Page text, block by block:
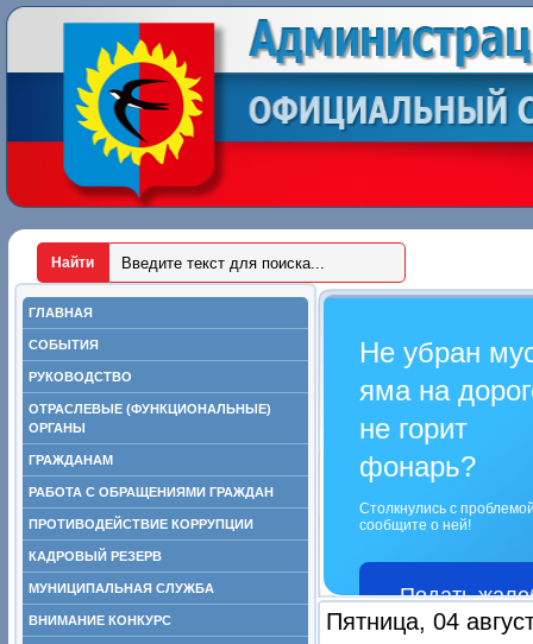
ГЛАВНАЯ
СОБЫТИЯ
РУКОВОДСТВО
ОТРАСЛЕВЫЕ (ФУНКЦИОНАЛЬНЫЕ)
ОРГАНЫ
ГРАЖДАНАМ
РАБОТА С ОБРАЩЕНИЯМИ ГРАЖДАН
ПРОТИВОДЕЙСТВИЕ КОРРУПЦИИ
КАДРОВЫЙ РЕЗЕРВ
МУНИЦИПАЛЬНАЯ СЛУЖБА
ВНИМАНИЕ КОНКУРС
Не убран
яма на
не горит
фонарь?
Столкнулись с
сообщите о ней!
Подать
Пятница, 04